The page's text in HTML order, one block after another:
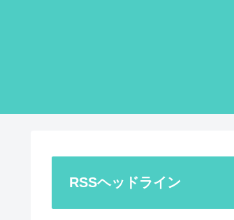
RSSヘッドライン